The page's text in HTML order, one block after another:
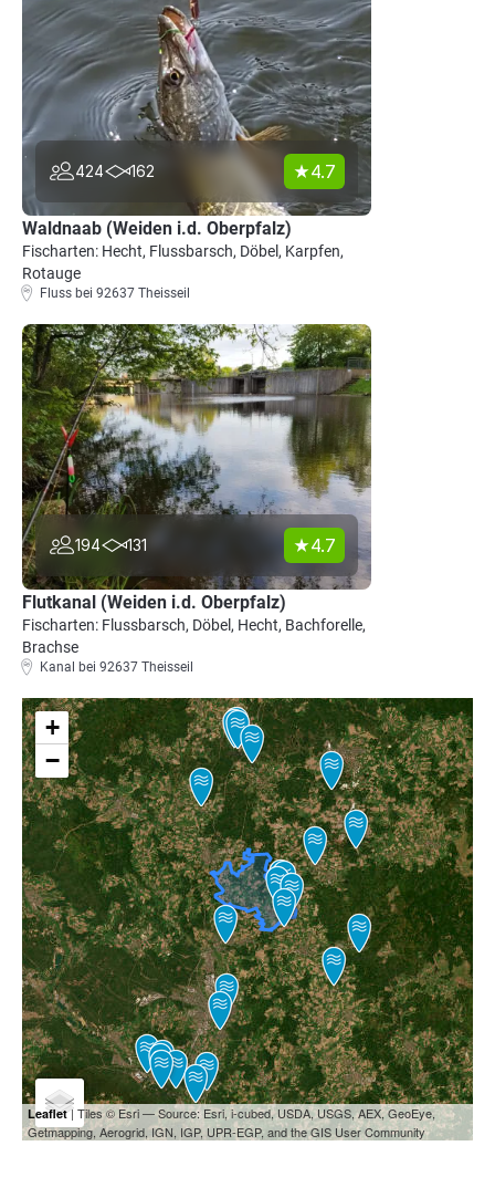
424 162 4.7
Waldnaab (Weiden i.d. Oberpfalz)
Fischarten: Hecht, Flussbarsch, Döbel, Karpfen,
Rotauge
Fluss bei 92637 Theisseil
194 131 4.7
Flutkanal (Weiden i.d. Oberpfalz)
Fischarten: Flussbarsch, Döbel, Hecht, Bachforelle,
Brachse
Kanal bei 92637 Theisseil
+
−
Leaflet| Tiles © Esri — Source: Esri, i-cubed, USDA, USGS, AEX, GeoEye,
Getmapping, Aerogrid, IGN, IGP, UPR-EGP, and the GIS User Community